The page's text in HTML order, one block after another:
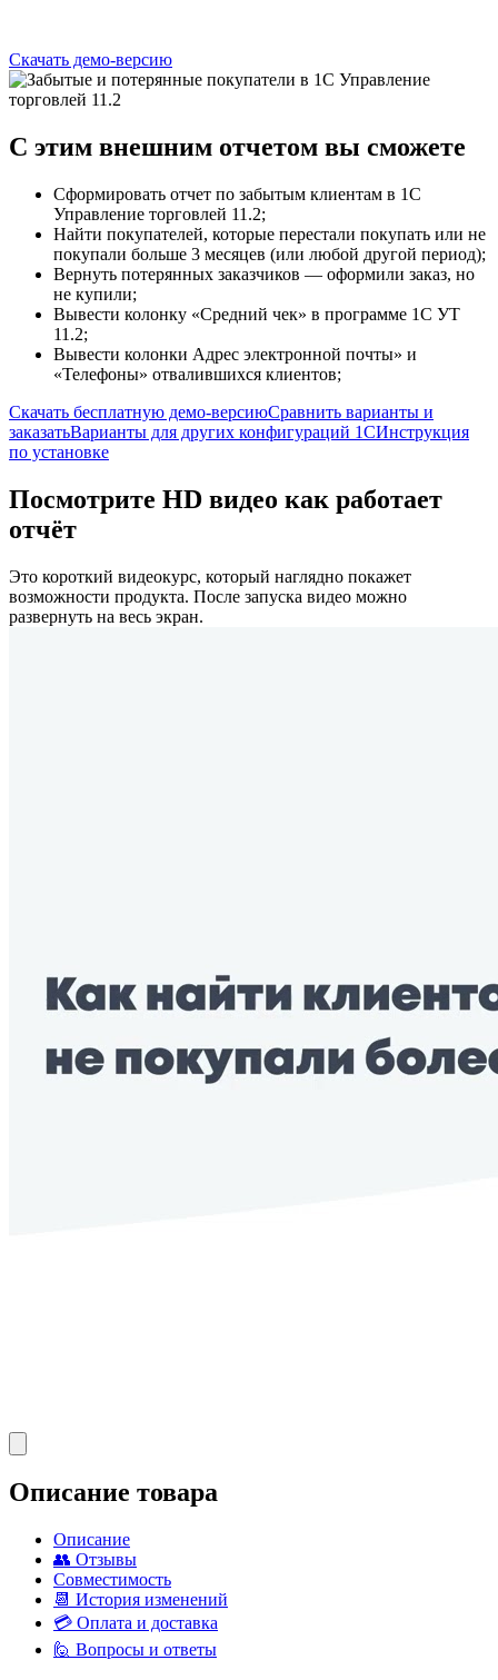
Скачать демо-версию
C этим внешним отчетом вы сможете
Сформировать отчет по забытым клиентам в 1С
Управление торговлей 11.2;
Найти покупателей, которые перестали покупать или не
покупали больше 3 месяцев (или любой другой период);
Вернуть потерянных заказчиков — оформили заказ, но
не купили;
Вывести колонку «Средний чек» в программе 1С УТ
11.2;
Вывести колонки Адрес электронной почты» и
«Телефоны» отвалившихся клиентов;
Скачать бесплатную демо-версиюСравнить варианты и
заказатьВарианты для других конфигураций 1СИнструкция
по установке
Посмотрите HD видео как работает
отчёт
Это короткий видеокурс, который наглядно покажет
возможности продукта. После запуска видео можно
развернуть на весь экран.
Описание товара
Описание
👥 Отзывы
Совместимость
📆 История изменений
💳 Оплата и доставка
🙋 Вопросы и ответы